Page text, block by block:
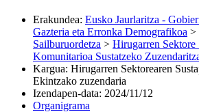
Erakundea: Eusko Jaurlaritza -
Gazteria eta Erronka Demografikoa >
Sailburuordetza > Hirugarren Sektore
Komunitarioa Sustatzeko
Kargua: Hirugarren Sektorearen
Ekintzako zuzendaria
Izendapen-data: 2024/11/12
Organigrama